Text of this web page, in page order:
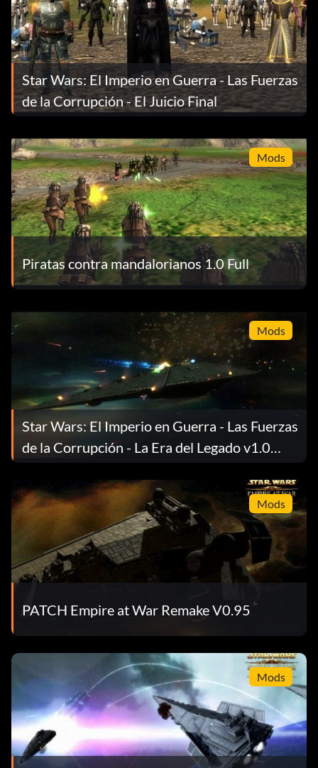
Star Wars: El Imperio en Guerra - Las Fuerzas
de la Corrupción - El Juicio Final
Mods
Piratas contra mandalorianos 1.0 Full
Mods
Star Wars: El Imperio en Guerra - Las Fuerzas
de la Corrupción - La Era del Legado v1.0
Mods
PATCH Empire at War Remake V0.95
Mods